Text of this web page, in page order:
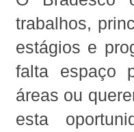
trabalhos,
estágios e
falta espaço
áreas ou
esta